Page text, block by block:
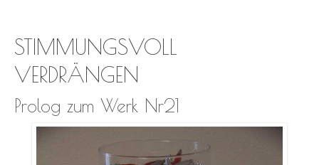
STIMMUNGSVOLL
VERDRÄNGEN
Prolog zum Werk Nr21